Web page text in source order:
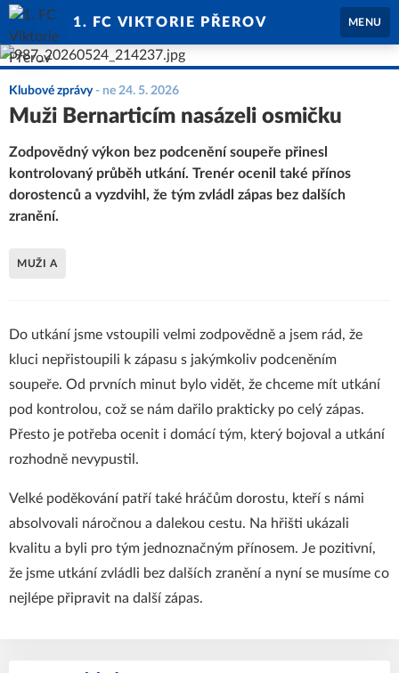
1. FC VIKTORIE PŘEROV MENU
Klubové zprávy- ne 24. 5. 2026
Muži Bernarticím nasázeli osmičku
Zodpovědný výkon bez podcenění soupeře přinesl
kontrolovaný průběh utkání. Trenér ocenil také přínos
dorostenců a vyzdvihl, že tým zvládl zápas bez dalších
zranění.
MUŽI A
Do utkání jsme vstoupili velmi zodpovědně a jsem rád, že
kluci nepřistoupili k zápasu s jakýmkoliv podceněním
soupeře. Od prvních minut bylo vidět, že chceme mít utkání
pod kontrolou, což se nám dařilo prakticky po celý zápas.
Přesto je potřeba ocenit i domácí tým, který bojoval a utkání
rozhodně nevypustil.
Velké poděkování patří také hráčům dorostu, kteří s námi
absolvovali náročnou a dalekou cestu. Na hřišti ukázali
kvalitu a byli pro tým jednoznačným přínosem. Je pozitivní,
že jsme utkání zvládli bez dalších zranění a nyní se musíme co
nejlépe připravit na další zápas.